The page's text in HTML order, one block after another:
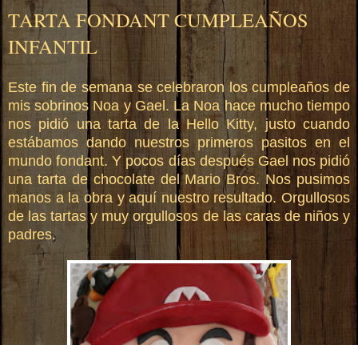
TARTA FONDANT CUMPLEAÑOS
INFANTIL
Este fin de semana se celebraron los cumpleaños de
mis sobrinos Noa y Gael. La Noa hace mucho tiempo
nos pidió una tarta de la Hello Kitty, justo cuando
estábamos dando nuestros primeros pasitos en el
mundo fondant. Y pocos días después Gael nos pidió
una tarta de chocolate del Mario Bros. Nos pusimos
manos a la obra y aquí nuestro resultado. Orgullosos
de las tartas y muy orgullosos de las caras de niños y
padres.